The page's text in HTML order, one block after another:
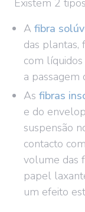
Existem 2
A fibra
das plantas,
com
a passagem
As fibras
e do
suspensão
contacto
volume das
papel
um efeito